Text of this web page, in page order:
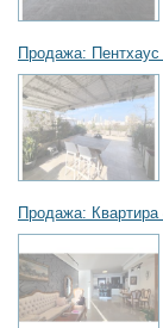
Продажа:
Продажа: